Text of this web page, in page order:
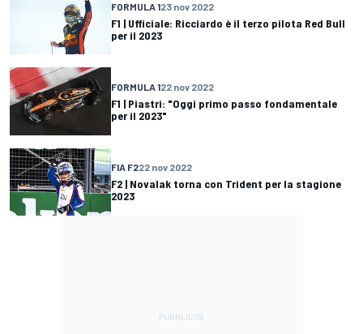
FORMULA 123 nov 2022
F1 | Ufficiale: Ricciardo è il terzo pilota Red Bull
per il 2023
FORMULA 122 nov 2022
F1 | Piastri: "Oggi primo passo fondamentale
per il 2023"
FIA F222 nov 2022
F2 | Novalak torna con Trident per la stagione
2023